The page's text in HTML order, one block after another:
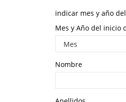
indicar mes y año
Mes y Año del inicio
Nombre